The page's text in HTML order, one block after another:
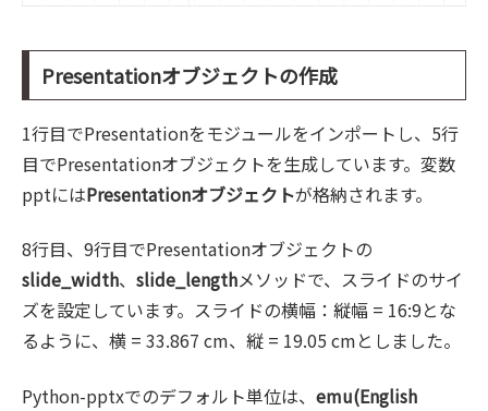
Presentationオブジェクトの作成
1行目でPresentationをモジュールをインポートし、5行
目でPresentationオブジェクトを生成しています。変数
pptにはPresentationオブジェクトが格納されます。
8行目、9行目でPresentationオブジェクトの
slide_width、 slide_lengthメソッドで、スライドのサイ
ズを設定しています。スライドの横幅：縦幅 = 16:9とな
るように、横 = 33.867 cm、縦 = 19.05 cmとしました。
Python-pptxでのデフォルト単位は、 emu(English